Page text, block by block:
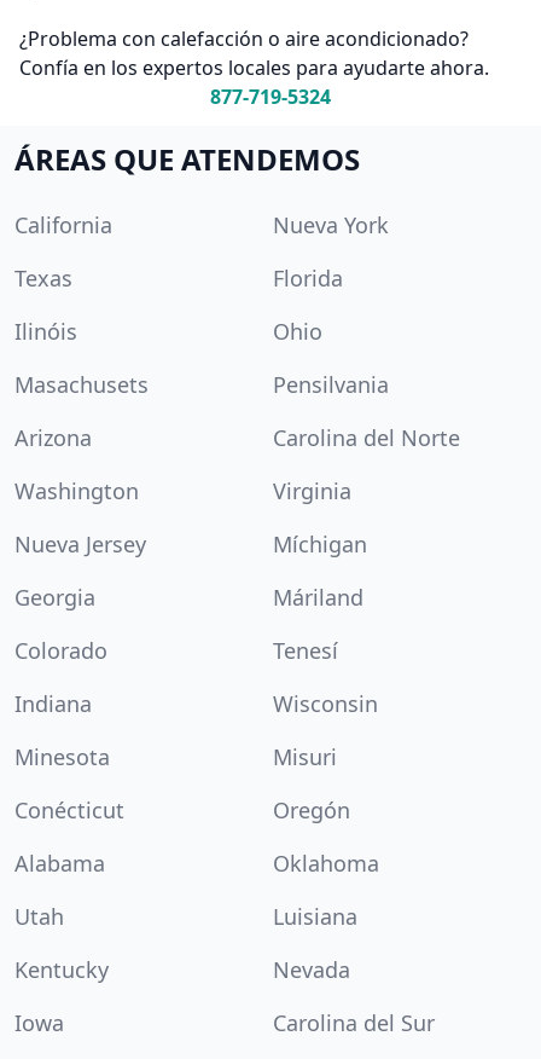
¿Problema con calefacción o aire acondicionado?
Confía en los expertos locales para ayudarte ahora.
877-719-5324
ÁREAS QUE ATENDEMOS
California
Nueva York
Texas
Florida
Ilinóis
Ohio
Masachusets
Pensilvania
Arizona
Carolina del Norte
Washington
Virginia
Nueva Jersey
Míchigan
Georgia
Máriland
Colorado
Tenesí
Indiana
Wisconsin
Minesota
Misuri
Conécticut
Oregón
Alabama
Oklahoma
Utah
Luisiana
Kentucky
Nevada
Iowa
Carolina del Sur